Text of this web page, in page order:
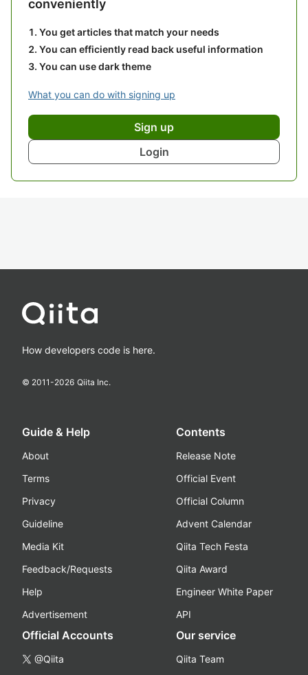
conveniently
You get articles that match your needs
You can efficiently read back useful information
You can use dark theme
What you can do with signing up
Sign up
Login
How developers code is here.
© 2011-2026 Qiita Inc.
Guide & Help
About
Terms
Privacy
Guideline
Media Kit
Feedback/Requests
Help
Advertisement
Contents
Release Note
Official Event
Official Column
Advent Calendar
Qiita Tech Festa
Qiita Award
Engineer White Paper
API
Official Accounts
@Qiita
Our service
Qiita Team